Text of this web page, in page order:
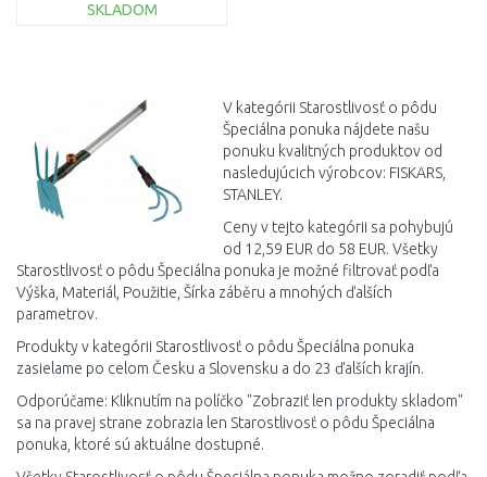
SKLADOM
Porovnať
V kategórii Starostlivosť o pôdu
Špeciálna ponuka nájdete našu
ponuku kvalitných produktov od
nasledujúcich výrobcov: FISKARS,
STANLEY.
Ceny v tejto kategórii sa pohybujú
od 12,59 EUR do 58 EUR. Všetky
Starostlivosť o pôdu Špeciálna ponuka je možné filtrovať podľa
Výška, Materiál, Použitie, Šírka záběru a mnohých ďalších
parametrov.
Produkty v kategórii Starostlivosť o pôdu Špeciálna ponuka
zasielame po celom Česku a Slovensku a do 23 ďalších krajín.
Odporúčame: Kliknutím na políčko "Zobraziť len produkty skladom"
sa na pravej strane zobrazia len Starostlivosť o pôdu Špeciálna
ponuka, ktoré sú aktuálne dostupné.